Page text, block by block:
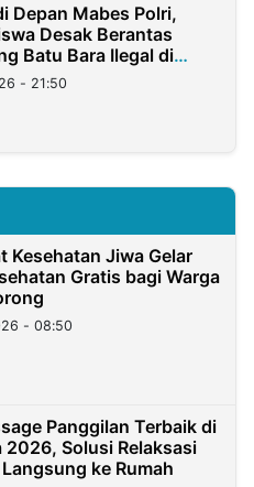
Depan Mabes Polri,
Desak Berantas
Batu Bara Ilegal di
- 21:50
Kesehatan Jiwa Gelar
Gratis bagi Warga
- 08:50
Panggilan Terbaik di
2026, Solusi Relaksasi
ke Rumah